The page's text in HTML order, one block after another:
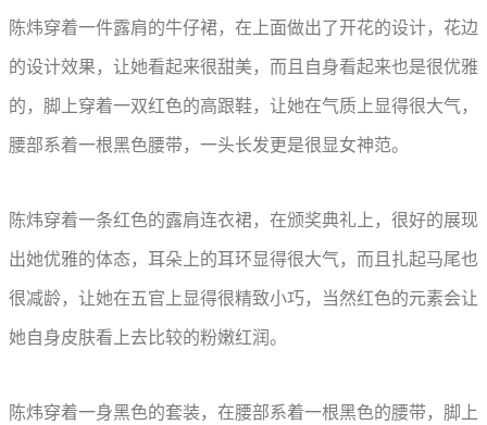
陈炜穿着一件露肩的牛仔裙，在上面做出了开花的设计，花边
的设计效果，让她看起来很甜美，而且自身看起来也是很优雅
的，脚上穿着一双红色的高跟鞋，让她在气质上显得很大气，
腰部系着一根黑色腰带，一头长发更是很显女神范。
陈炜穿着一条红色的露肩连衣裙，在颁奖典礼上，很好的展现
出她优雅的体态，耳朵上的耳环显得很大气，而且扎起马尾也
很减龄，让她在五官上显得很精致小巧，当然红色的元素会让
她自身皮肤看上去比较的粉嫩红润。
陈炜穿着一身黑色的套装，在腰部系着一根黑色的腰带，脚上